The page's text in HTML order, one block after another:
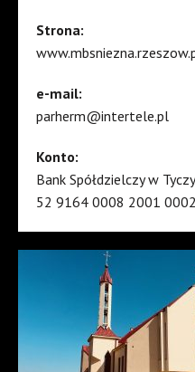
Strona:
e-mail:
parherm@intertele.pl
Konto:
Bank Spółdzielczy w
52 9164 0008 2001